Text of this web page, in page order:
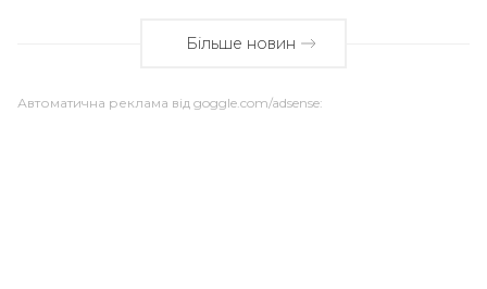
Більше новин
Автоматична реклама від goggle.com/adsense: